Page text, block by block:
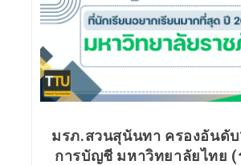
มรภ.สวนสุนันทา ครองอันดั
การบัญชี มหาวิทยาลัยไทย